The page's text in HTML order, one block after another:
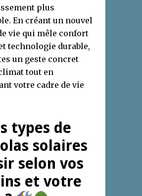
plus
En créant un nouvel
vie qui mêle confort
technologie durable,
un geste concret
tout en
votre cadre de vie
types de
solaires
selon vos
et votre